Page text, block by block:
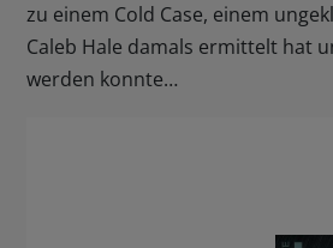
zu einem Cold Case, einem
Caleb Hale damals ermittelt hat
werden konnte…